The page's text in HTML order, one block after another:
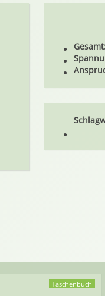
Taschenbuch